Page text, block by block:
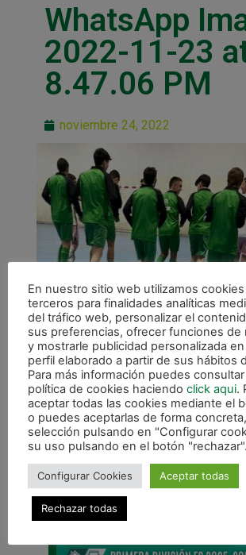
WhatsApp
2022-11-23
8.47.06 PM
noviembre 24, 2022
ANTERIOR
El Juvenil sabe reaccionar y se impone a Anaitasuna
CALENDARIO DE
En nuestro sitio web utilizamos
terceros para finalidades analíticas
del tráfico web, personalizar el
sus preferencias, ofrecer funciones de
y mostrarle publicidad personalizada
perfil elaborado a partir de sus hábitos
Para más información puedes
política de cookies haciendo click aqui.
aceptar todas las cookies mediante el
o puedes aceptarlas de forma
selección pulsando en "Configurar
su uso pulsando en el botón "rechazar".
Configurar Cookies Aceptar todas
Rechazar todas